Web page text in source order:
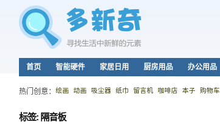
首页 智能硬件 家居日用 厨房用品 办公用品
热门创意： 绘画 动画 吸尘器 纸巾 留言机 咖啡店 本子 购物车
标签: 隔音板